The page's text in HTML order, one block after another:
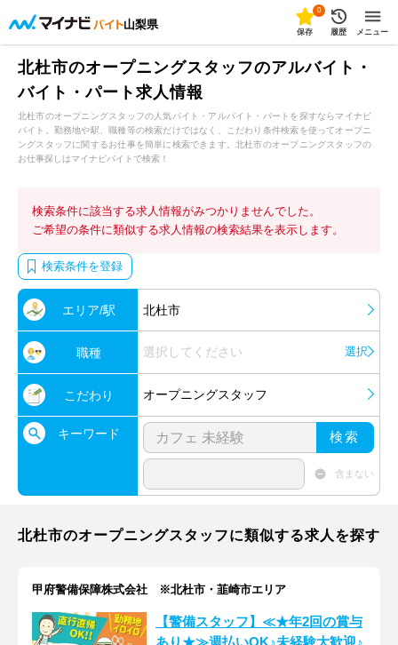
山梨県
0
保存 履歴 メニュー
北杜市のオープニングスタッフのアルバイト・
バイト・パート求人情報
北杜市のオープニングスタッフの人気バイト・アルバイト・パートを探すならマイナビ
バイト。勤務地や駅、職種等の検索だけではなく、こだわり条件検索を使ってオープニ
ングスタッフに関するお仕事を簡単に検索できます。北杜市のオープニングスタッフの
お仕事探しはマイナビバイトで検索！
検索条件に該当する求人情報がみつかりませんでした。
ご希望の条件に類似する求人情報の検索結果を表示します。
検索条件を登録
エリア/駅 北杜市
職種 選択してください 選択
こだわり オープニングスタッフ
キーワード 検索
含まない
北杜市のオープニングスタッフに類似する求人を探す
甲府警備保障株式会社 ※北杜市・韮崎市エリア
【警備スタッフ】≪★年2回の賞与